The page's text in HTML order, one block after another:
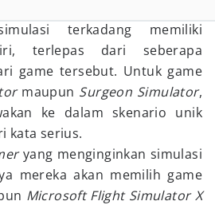
terkadang memiliki
terlepas dari seberapa
game tersebut. Untuk game
maupun Surgeon Simulator,
ke dalam skenario unik
kata serius.
yang menginginkan simulasi
mereka akan memilih game
Microsoft Flight Simulator X